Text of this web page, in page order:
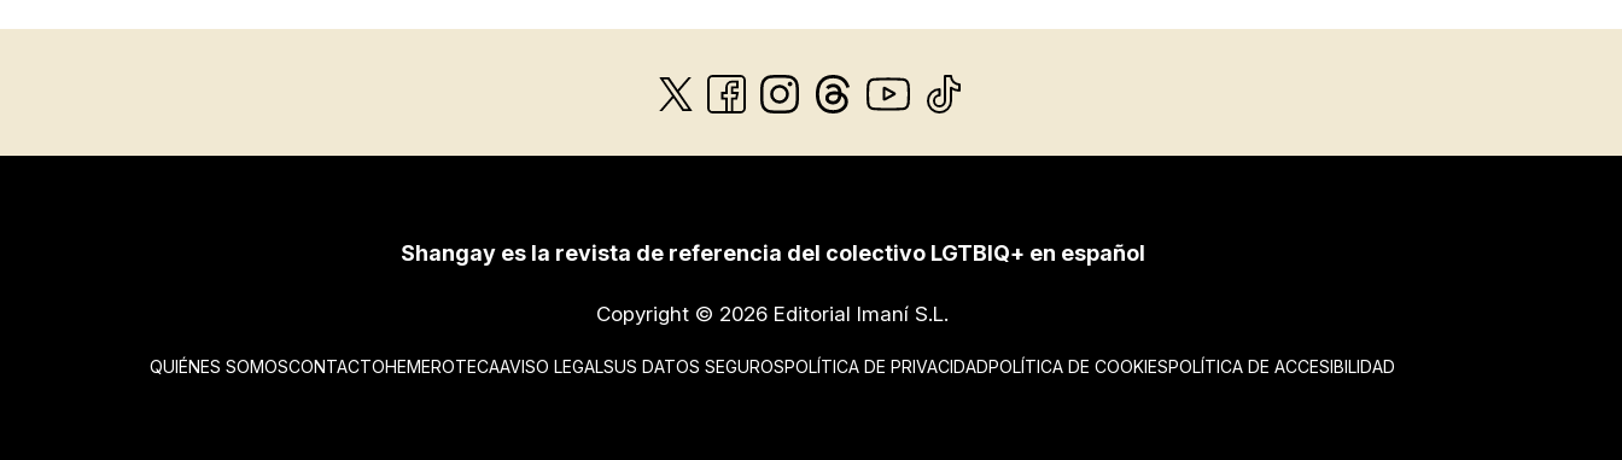
Shangay es la revista de referencia del colectivo LGTBIQ+ en español
Copyright © 2026 Editorial Imaní S.L.
QUIÉNES SOMOSCONTACTOHEMEROTECAAVISO LEGALSUS DATOS SEGUROSPOLÍTICA DE PRIVACIDADPOLÍTICA DE COOKIESPOLÍTICA DE ACCESIBILIDAD